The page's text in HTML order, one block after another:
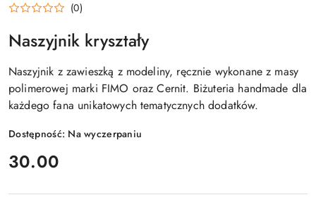
(0)
Naszyjnik kryształy
Naszyjnik z zawieszką z modeliny, ręcznie wykonane z masy
polimerowej marki FIMO oraz Cernit. Biżuteria handmade dla
każdego fana unikatowych tematycznych dodatków.
Dostępność: Na wyczerpaniu
cena:
30.00